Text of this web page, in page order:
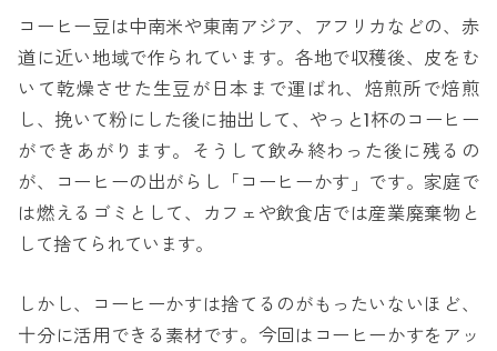
コーヒー豆は中南米や東南アジア、アフリカなどの、赤
道に近い地域で作られています。各地で収穫後、皮をむ
いて乾燥させた生豆が日本まで運ばれ、焙煎所で焙煎
し、挽いて粉にした後に抽出して、やっと1杯のコーヒー
ができあがります。そうして飲み終わった後に残るの
が、コーヒーの出がらし「コーヒーかす」です。家庭で
は燃えるゴミとして、カフェや飲食店では産業廃棄物と
して捨てられています。
しかし、コーヒーかすは捨てるのがもったいないほど、
十分に活用できる素材です。今回はコーヒーかすをアッ